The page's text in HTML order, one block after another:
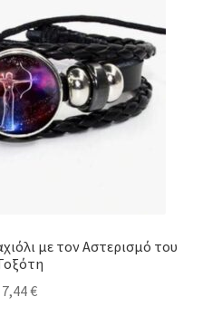
με τον Αστερισμό του
7,44€